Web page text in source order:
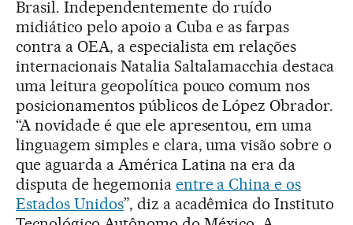
Brasil. Independentemente do ruído
midiático pelo apoio a Cuba e as farpas
contra a OEA, a especialista em relações
internacionais Natalia Saltalamacchia destaca
uma leitura geopolítica pouco comum nos
posicionamentos públicos de López Obrador.
“A novidade é que ele apresentou, em uma
linguagem simples e clara, uma visão sobre o
que aguarda a América Latina na era da
disputa de hegemonia entre a China e os
Estados Unidos”, diz a acadêmica do Instituto